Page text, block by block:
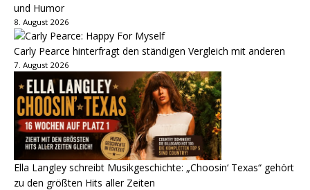
und Humor
8. August 2026
Carly Pearce hinterfragt den ständigen Vergleich mit anderen
7. August 2026
Ella Langley schreibt Musikgeschichte: „Choosin‘ Texas“ gehört
zu den größten Hits aller Zeiten